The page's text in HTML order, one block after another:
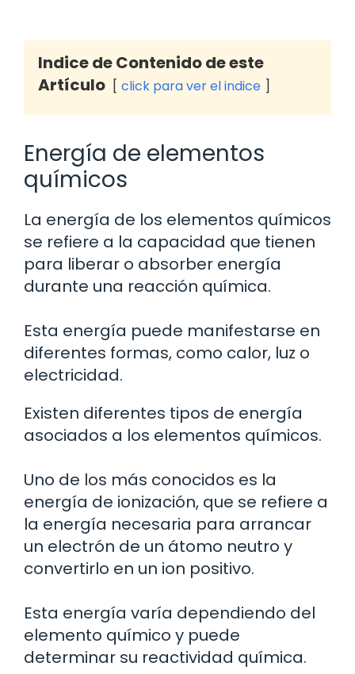
Indice de Contenido de este
Artículo
click para ver el indice
Energía de elementos
químicos
La energía de los elementos químicos
se refiere a la capacidad que tienen
para liberar o absorber energía
durante una reacción química.
Esta energía puede manifestarse en
diferentes formas, como calor, luz o
electricidad.
Existen diferentes tipos de energía
asociados a los elementos químicos.
Uno de los más conocidos es la
energía de ionización, que se refiere a
la energía necesaria para arrancar
un electrón de un átomo neutro y
convertirlo en un ion positivo.
Esta energía varía dependiendo del
elemento químico y puede
determinar su reactividad química.